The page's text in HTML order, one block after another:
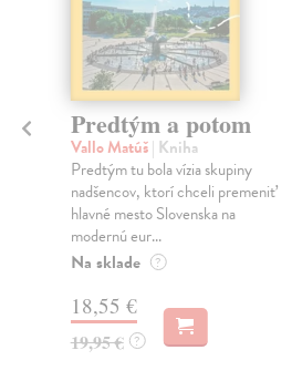
Predtým a potom
Vallo Matúš| Kniha
Predtým tu bola vízia skupiny
nadšencov, ktorí chceli premeniť
hlavné mesto Slovenska na
modernú eur...
Na sklade ?
18,55 €
19,95 € ?